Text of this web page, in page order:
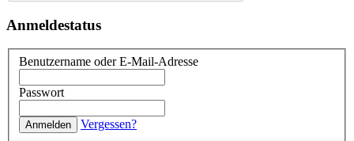
Anmeldestatus
Benutzername oder E-Mail-Adresse
Passwort
Vergessen?